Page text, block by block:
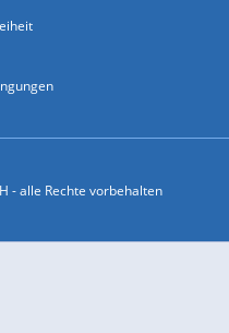
- alle Rechte vorbehalten